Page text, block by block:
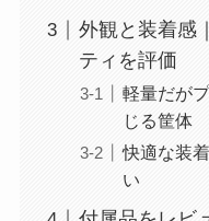
外観と装着感
ティを評価
軽量だが
じる筐体
快適な装
い